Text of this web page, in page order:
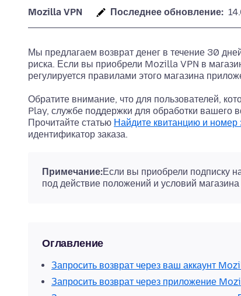
Mozilla VPN Последнее обновление:
Мы предлагаем возврат денег в течение 30
риска. Если вы приобрели Mozilla VPN в
регулируется правилами этого магазина
Обратите внимание, что для пользователей,
Play, службе поддержки для обработки вашего
Прочитайте статью Найдите квитанцию и
идентификатор заказа.
Примечание:Если вы приобрели подписку
под действие положений и условий
Оглавление
Запросить возврат через ваш аккаунт
Запросить возврат через приложение